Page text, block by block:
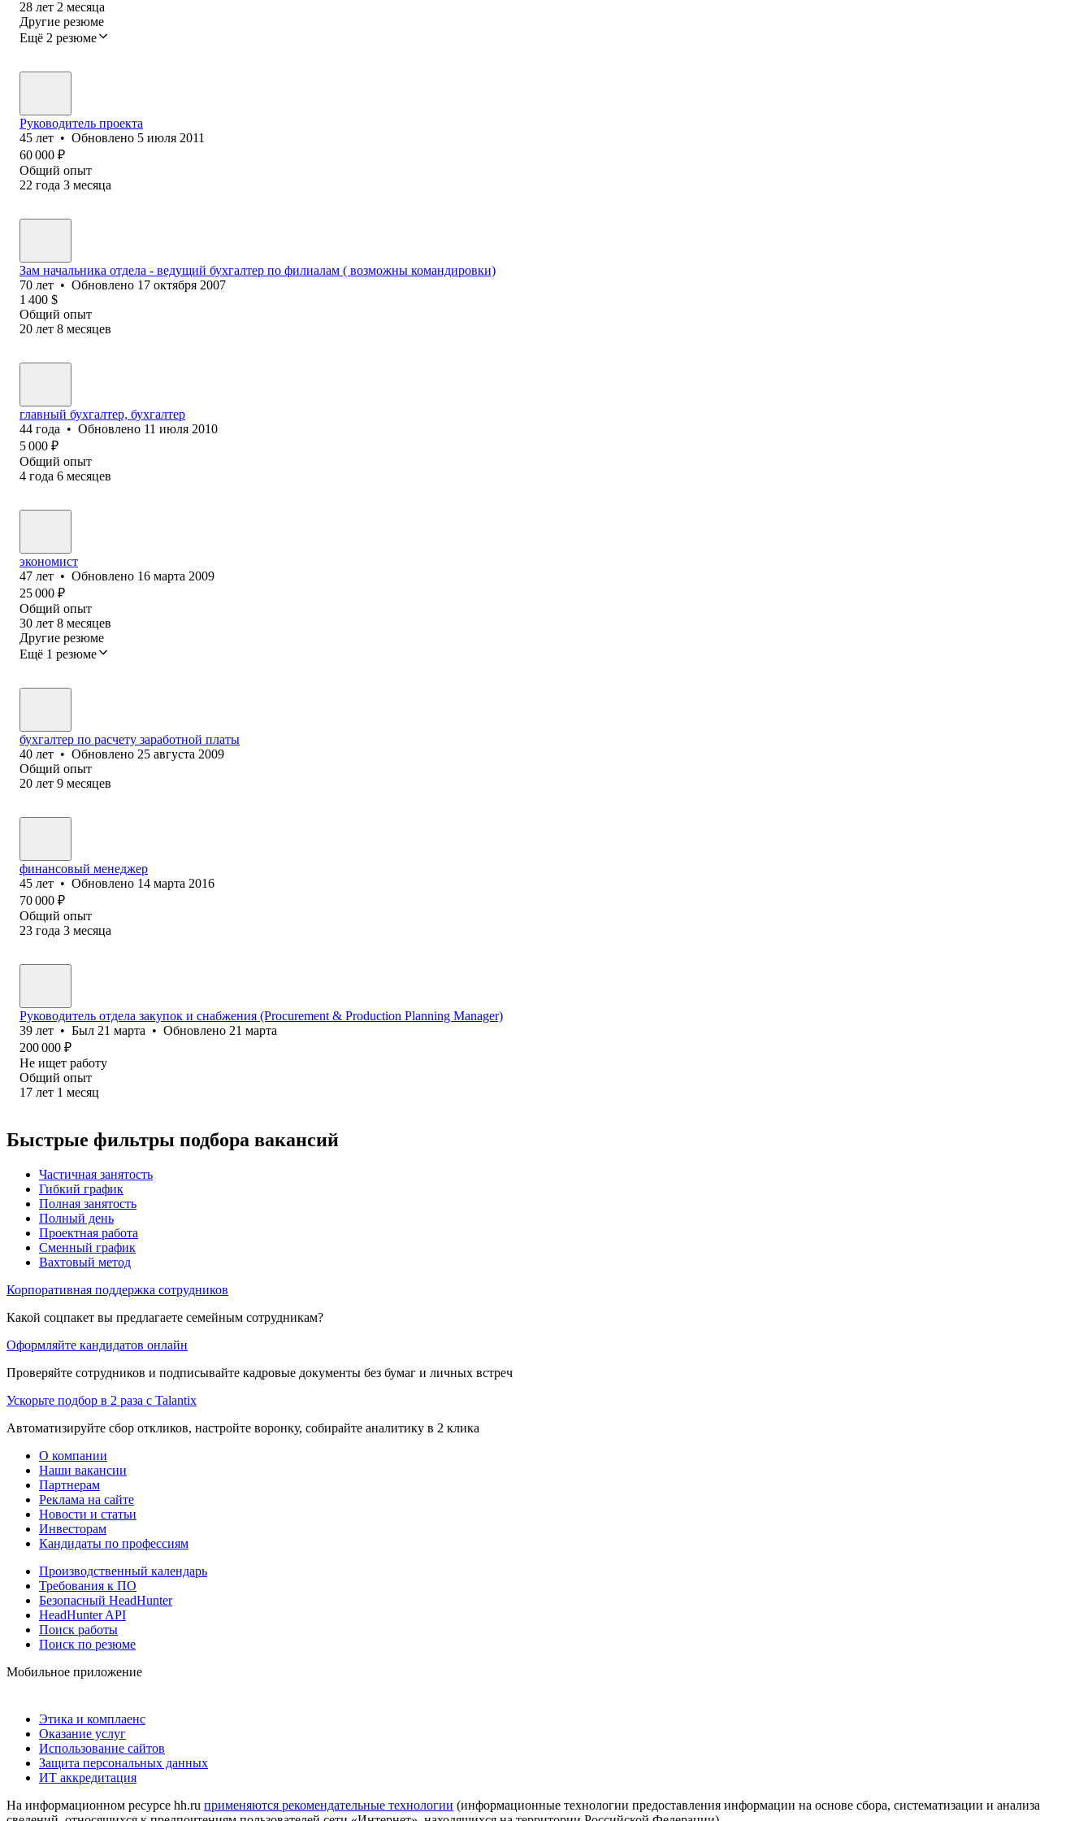
28 лет 2 месяца
Другие резюме
Ещё 2 резюме
Руководитель проекта
45 лет • Обновлено 5 июля 2011
60 000 ₽
Общий опыт
22 года 3 месяца
Зам начальника отдела - ведущий бухгалтер по филиалам ( возможны командировки)
70 лет • Обновлено 17 октября 2007
1 400 $
Общий опыт
20 лет 8 месяцев
главный бухгалтер, бухгалтер
44 года • Обновлено 11 июля 2010
5 000 ₽
Общий опыт
4 года 6 месяцев
экономист
47 лет • Обновлено 16 марта 2009
25 000 ₽
Общий опыт
30 лет 8 месяцев
Другие резюме
Ещё 1 резюме
бухгалтер по расчету заработной платы
40 лет • Обновлено 25 августа 2009
Общий опыт
20 лет 9 месяцев
финансовый менеджер
45 лет • Обновлено 14 марта 2016
70 000 ₽
Общий опыт
23 года 3 месяца
Руководитель отдела закупок и снабжения (Procurement & Production Planning Manager)
39 лет • Был 21 марта • Обновлено 21 марта
200 000 ₽
Не ищет работу
Общий опыт
17 лет 1 месяц
Быстрые фильтры подбора вакансий
Частичная занятость
Гибкий график
Полная занятость
Полный день
Проектная работа
Сменный график
Вахтовый метод
Корпоративная поддержка сотрудников
Какой соцпакет вы предлагаете семейным сотрудникам?
Оформляйте кандидатов онлайн
Проверяйте сотрудников и подписывайте кадровые документы без бумаг и личных встреч
Ускорьте подбор в 2 раза с Talantix
Автоматизируйте сбор откликов, настройте воронку, собирайте аналитику в 2 клика
О компании
Наши вакансии
Партнерам
Реклама на сайте
Новости и статьи
Инвесторам
Кандидаты по профессиям
Производственный календарь
Требования к ПО
Безопасный HeadHunter
HeadHunter API
Поиск работы
Поиск по резюме
Мобильное приложение
Этика и комплаенс
Оказание услуг
Использование сайтов
Защита персональных данных
ИТ аккредитация
На информационном ресурсе hh.ru применяются рекомендательные технологии (информационные технологии предоставления информации на основе сбора, систематизации и анализа